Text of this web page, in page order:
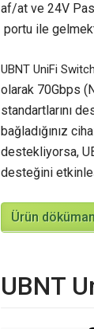
af/at ve 24V
portu ile
UBNT UniFi Switch
olarak 70Gbps
standartlarını
bağladığınız
destekliyorsa,
desteğini
Ürün
UBNT